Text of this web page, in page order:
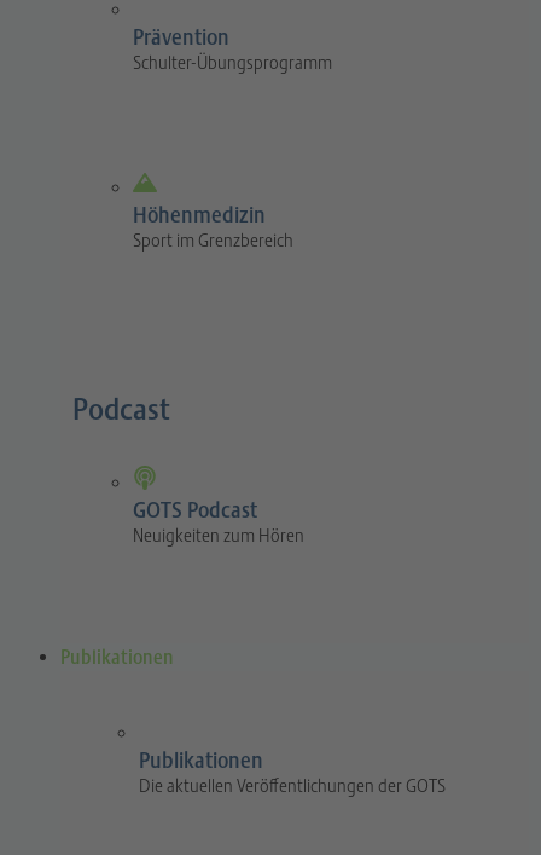
Prävention
Schulter-Übungsprogramm
Höhenmedizin
Sport im Grenzbereich
Podcast
GOTS Podcast
Neuigkeiten zum Hören
Publikationen
Publikationen
Die aktuellen Veröffentlichungen der GOTS